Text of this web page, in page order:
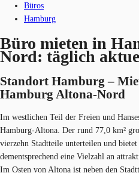
Büros
Hamburg
Büro mieten in
Nord: täglich
Standort Hamburg –
Hamburg Altona-No​rd
Im westlichen Teil der Freien und
Hamburg-Altona. Der rund 77,0 km²
vierzehn Stadtteile unterteilen und
dementsprechend eine Vielzahl an
Im Osten von Altona ist neben den